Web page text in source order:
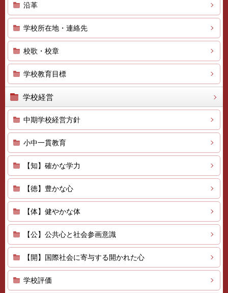
沿革
学校所在地・連絡先
校歌・校章
学校教育目標
学校経営
中期学校経営方針
小中一貫教育
【知】確かな学力
【徳】豊かな心
【体】健やかな体
【公】公共心と社会参画意識
【開】国際社会に寄与する開かれた心
学校評価